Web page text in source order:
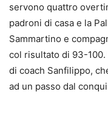
servono quattro
padroni di casa e la
Sammartino e
col risultato di 93-
di coach Sanfilippo,
ad un passo dal